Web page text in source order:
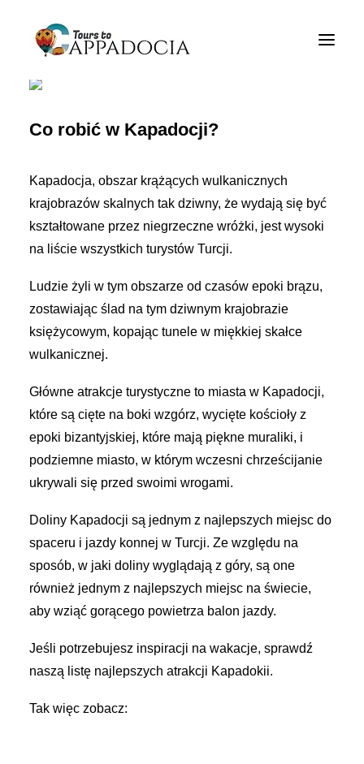
Restauracje w pobliżu
Cappadocia Pakiety turystyczne
Blogi
Około
Kontakty
Co robić w Kapadocji?
Kapadocja, obszar krążących wulkanicznych
krajobrazów skalnych tak dziwny, że wydają się być
kształtowane przez niegrzeczne wróżki, jest wysoki
na liście wszystkich turystów Turcji.
Ludzie żyli w tym obszarze od czasów epoki brązu,
zostawiając ślad na tym dziwnym krajobrazie
księżycowym, kopając tunele w miękkiej skałce
wulkanicznej.
Główne atrakcje turystyczne to miasta w Kapadocji,
które są cięte na boki wzgórz, wycięte kościoły z
epoki bizantyjskiej, które mają piękne muraliki, i
podziemne miasto, w którym wczesni chrześcijanie
ukrywali się przed swoimi wrogami.
Doliny Kapadocji są jednym z najlepszych miejsc do
spaceru i jazdy konnej w Turcji. Ze względu na
sposób, w jaki doliny wyglądają z góry, są one
również jednym z najlepszych miejsc na świecie,
aby wziąć gorącego powietrza balon jazdy.
Jeśli potrzebujesz inspiracji na wakacje, sprawdź
naszą listę najlepszych atrakcji Kapadokii.
Tak więc zobacz: